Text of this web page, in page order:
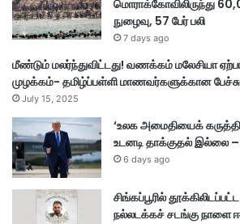
மொராக்கோவிலிருந்து
நுழைவு, 57 பேர் பலி
7 days ago
மீண்டும் மலர்ந்துவிட்டது! வணக்கம் மலேசியா
முழக்கம்- தமிழ்ப்பள்ளி மாணவர்களுக்கான
July 15, 2025
‘உலக அமைதியைக்
உடனடி தாக்குதல் இல்லை –
6 days ago
சிங்கப்பூரில்
நல்லடக்கச் சடங்கு நாளை